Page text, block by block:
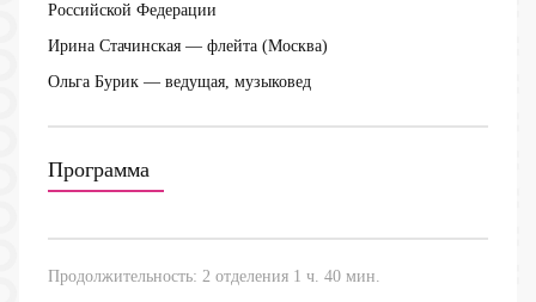
Российской Федерации
Ирина Стачинская — флейта (Москва)
Ольга Бурик — ведущая, музыковед
Программа
Продолжительность: 2 отделения 1 ч. 40 мин.